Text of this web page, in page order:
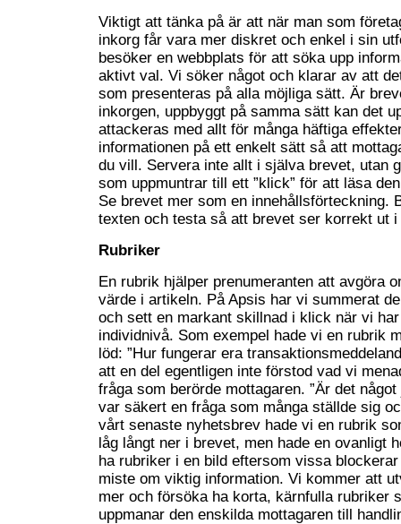
Viktigt att tänka på är att när man som
inkorg får vara mer diskret och enkel i sin
besöker en webbplats för att söka upp
aktivt val. Vi söker något och klarar av att
som presenteras på alla möjliga sätt. Är
inkorgen, uppbyggt på samma sätt kan det
attackeras med allt för många häftiga
informationen på ett enkelt sätt så att
du vill. Servera inte allt i själva brevet, utan
som uppmuntrar till ett ”klick” för att läsa
Se brevet mer som en innehållsförteckning.
texten och testa så att brevet ser korrekt ut
Rubriker
En rubrik hjälper prenumeranten att avgöra
värde i artikeln. På Apsis har vi summerat
och sett en markant skillnad i klick när vi
individnivå. Som exempel hade vi en rubrik
löd: ”Hur fungerar era
att en del egentligen inte förstod vad vi
fråga som berörde mottagaren. ”Är det
var säkert en fråga som många ställde sig
vårt senaste nyhetsbrev hade vi en rubrik
låg långt ner i brevet, men hade en ovanligt
ha rubriker i en bild eftersom vissa
miste om viktig information. Vi kommer att
mer och försöka ha korta, kärnfulla rubriker
uppmanar den enskilda mottagaren till